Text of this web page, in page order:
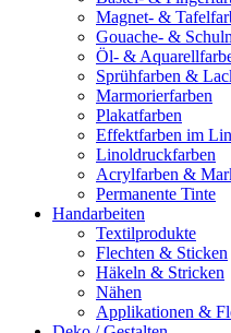
Magnet- &
Gouache- &
Öl- &
Sprühfarben &
Marmorierfarben
Plakatfarben
Effektfarben im
Linoldruckfarben
Acrylfarben &
Permanente Tinte
Handarbeiten
Textilprodukte
Flechten & Sticken
Häkeln & Stricken
Nähen
Applikationen &